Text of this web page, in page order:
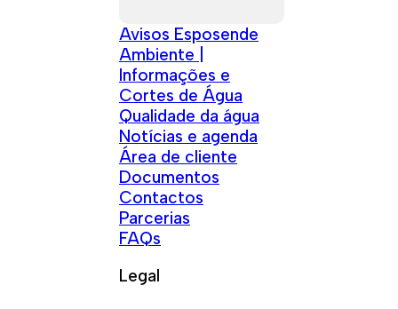
Avisos Esposende
Ambiente |
Informações e
Cortes de Água
Qualidade da água
Notícias e agenda
Área de cliente
Documentos
Contactos
Parcerias
FAQs
Legal